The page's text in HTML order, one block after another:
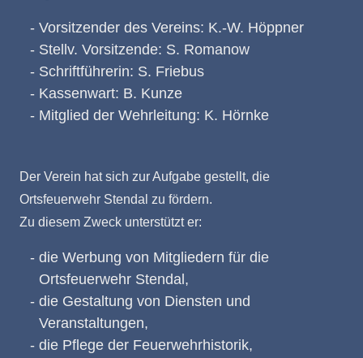
Vorsitzender des Vereins: K.-W. Höppner
Stellv. Vorsitzende: S. Romanow
Schriftführerin: S. Friebus
Kassenwart: B. Kunze
Mitglied der Wehrleitung: K. Hörnke
Der Verein hat sich zur Aufgabe gestellt, die
Ortsfeuerwehr Stendal zu fördern.
Zu diesem Zweck unterstützt er:
die Werbung von Mitgliedern für die
Ortsfeuerwehr Stendal,
die Gestaltung von Diensten und
Veranstaltungen,
die Pflege der Feuerwehrhistorik,